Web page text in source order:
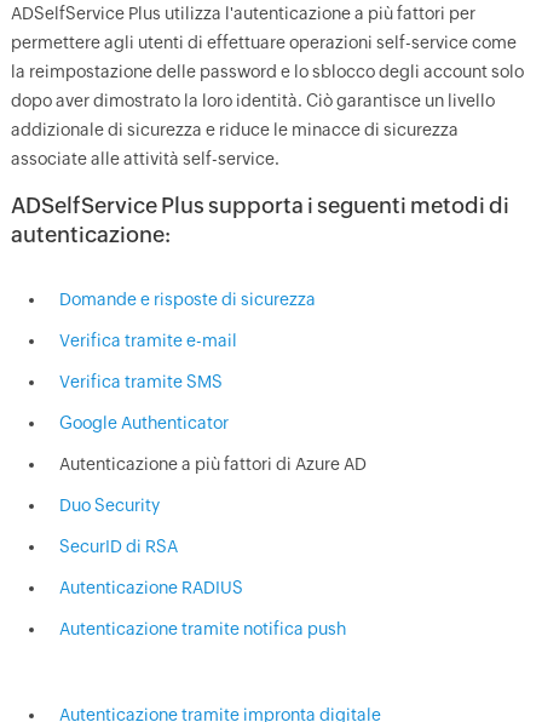
ADSelfService Plus utilizza l'autenticazione a più fattori per
permettere agli utenti di effettuare operazioni self-service come
la reimpostazione delle password e lo sblocco degli account solo
dopo aver dimostrato la loro identità. Ciò garantisce un livello
addizionale di sicurezza e riduce le minacce di sicurezza
associate alle attività self-service.
ADSelfService Plus supporta i seguenti metodi di
autenticazione:
Domande e risposte di sicurezza
Verifica tramite e-mail
Verifica tramite SMS
Google Authenticator
Autenticazione a più fattori di Azure AD
Duo Security
SecurID di RSA
Autenticazione RADIUS
Autenticazione tramite notifica push
Autenticazione tramite impronta digitale